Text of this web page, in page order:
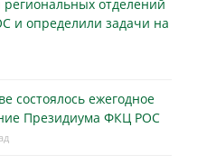
региональных отделений
и определили задачи на
состоялось ежегодное
Президиума ФКЦ РОС